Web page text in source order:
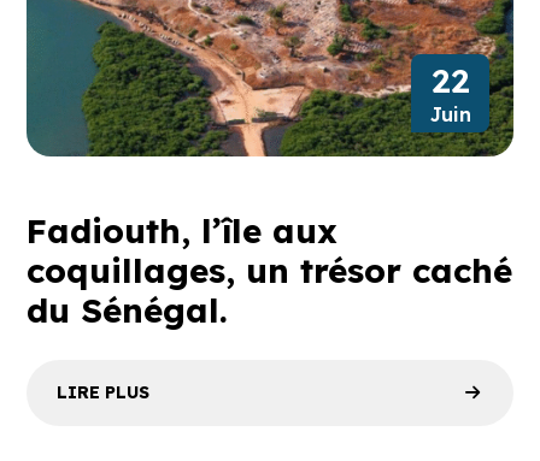
22
Juin
Fadiouth, l’île aux
coquillages, un trésor caché
du Sénégal.
LIRE PLUS